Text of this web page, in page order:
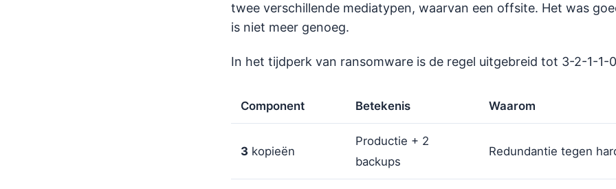
twee verschillende mediatypen, waarvan een offsite. Het was
is niet meer genoeg.
In het tijdperk van ransomware is de regel uitgebreid tot 3-2-1-1-
Component Betekenis Waarom
3 kopieën
Productie + 2
backups
Redundantie tegen